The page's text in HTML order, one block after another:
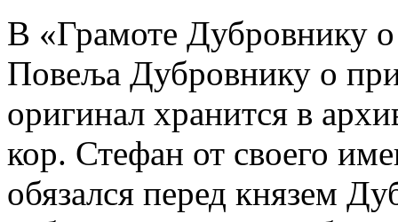
В «Грамоте Дубровнику
Повеља Дубровнику о
оригинал хранится в
кор. Стефан от своего
обязался перед князем